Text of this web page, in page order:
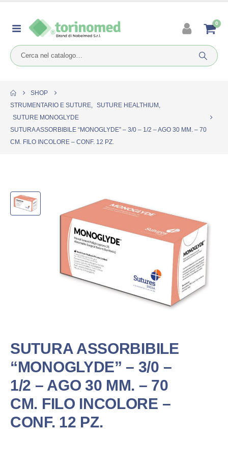
0
SHOP
STRUMENTARIO E SUTURE, SUTURE HEALTHIUM ,
SUTURE MONOGLYDE
SUTURA ASSORBIBILE “MONOGLYDE” – 3/0 – 1/2 – AGO 30 MM. – 70
CM. FILO INCOLORE – CONF. 12 PZ.
SUTURA ASSORBIBILE
“MONOGLYDE” – 3/0 –
1/2 – AGO 30 MM. – 70
CM. FILO INCOLORE –
CONF. 12 PZ.